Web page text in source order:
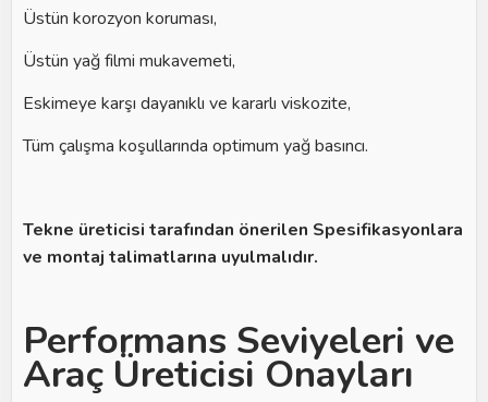
Üstün korozyon koruması,
Üstün yağ filmi mukavemeti,
Eskimeye karşı dayanıklı ve kararlı viskozite,
Tüm çalışma koşullarında optimum yağ basıncı.
Tekne üreticisi tarafından önerilen Spesifikasyonlara
ve montaj talimatlarına uyulmalıdır.
Performans Seviyeleri ve
Araç Üreticisi Onayları